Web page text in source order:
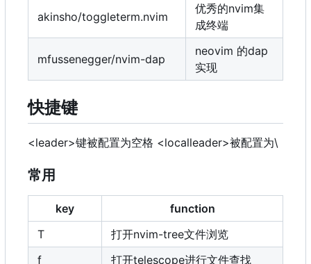
akinsho/toggleterm.nvim
优秀的nvim集
成终端
mfussenegger/nvim-dap
neovim 的dap
实现
快捷键
<leader>键被配置为空格 <localleader>被配置为\
常用
key
function
T
打开nvim-tree文件浏览
f
打开telescope进行文件查找